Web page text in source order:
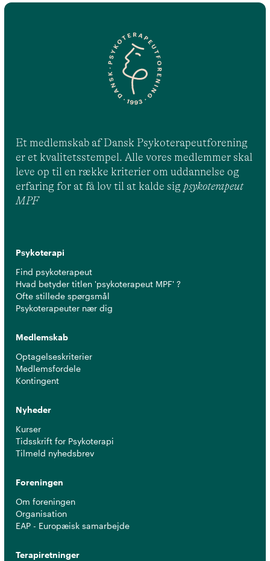
Et medlemskab af Dansk Psykoterapeutforening
er et kvalitetsstempel. Alle vores medlemmer skal
leve op til en række kriterier om uddannelse og
erfaring for at få lov til at kalde sig psykoterapeut
MPF
Psykoterapi
Find psykoterapeut
Hvad betyder titlen 'psykoterapeut MPF' ?
Ofte stillede spørgsmål
Psykoterapeuter nær dig
Medlemskab
Optagelseskriterier
Medlemsfordele
Kontingent
Nyheder
Kurser
Tidsskrift for Psykoterapi
Tilmeld nyhedsbrev
Foreningen
Om foreningen
Organisation
EAP - Europæisk samarbejde
Terapiretninger